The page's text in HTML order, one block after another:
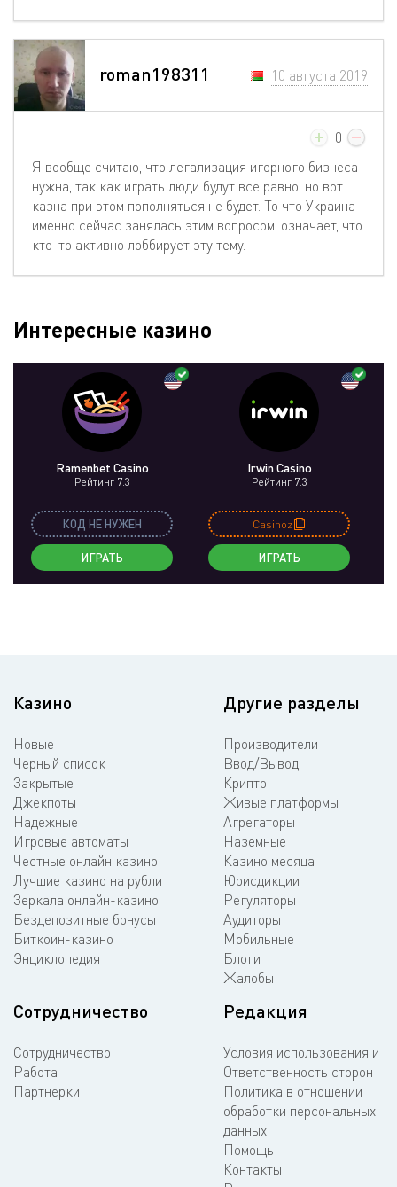
roman198311 10 августа 2019
0
Я вообще считаю, что легализация игорного бизнеса
нужна, так как играть люди будут все равно, но вот
казна при этом пополняться не будет. То что Украина
именно сейчас занялась этим вопросом, означает, что
кто-то активно лоббирует эту тему.
Интересные казино
Ramenbet Casino
Рейтинг 7.3
КОД НЕ НУЖЕН
ИГРАТЬ
Irwin Casino
Рейтинг 7.3
Casinoz
ИГРАТЬ
Казино
Новые
Черный список
Закрытые
Джекпоты
Надежные
Игровые автоматы
Честные онлайн казино
Лучшие казино на рубли
Зеркала онлайн-казино
Бездепозитные бонусы
Биткоин-казино
Энциклопедия
Другие разделы
Производители
Ввод/Вывод
Крипто
Живые платформы
Агрегаторы
Наземные
Казино месяца
Юрисдикции
Регуляторы
Аудиторы
Мобильные
Блоги
Жалобы
Сотрудничество
Сотрудничество
Работа
Партнерки
Редакция
Условия использования и
Ответственность сторон
Политика в отношении
обработки персональных
данных
Помощь
Контакты